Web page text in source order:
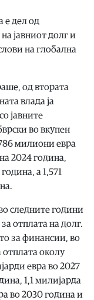
е дел од
јавниот долг и
на глобална
од втората
влада ја
јавните
во вкупен
милиони евра
2024 година,
а 1,571
следните години
отплата на долг.
за финансии, во
отплата околу
евра во 2027
1,1 милијарда
во 2030 година и